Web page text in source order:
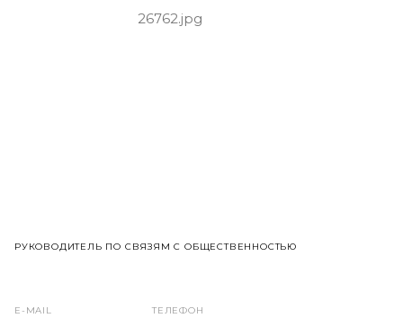
РУКОВОДИТЕЛЬ ПО СВЯЗЯМ С ОБЩЕСТВЕННОСТЬЮ
E-MAIL ТЕЛЕФОН